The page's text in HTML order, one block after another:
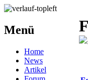
Menü
Home
News
Artikel